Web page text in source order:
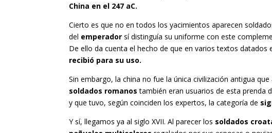
China en el 247 aC.
Cierto es que no en todos los yacimientos aparecen
del emperador sí distinguía su uniforme con este
De ello da cuenta el hecho de que en varios textos datados
recibió para su uso.
Sin embargo, la china no fue la única civilización antigua
soldados romanos también eran usuarios de esta prenda
y que tuvo, según coinciden los expertos, la categoría de
Y sí, llegamos ya al siglo XVII. Al parecer los soldados